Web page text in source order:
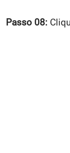
Passo 08: